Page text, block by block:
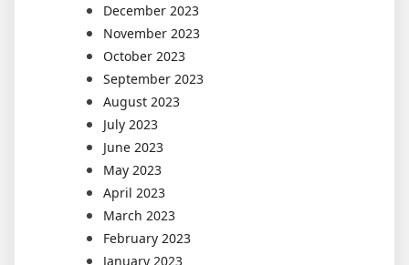
December 2023
November 2023
October 2023
September 2023
August 2023
July 2023
June 2023
May 2023
April 2023
March 2023
February 2023
January 2023